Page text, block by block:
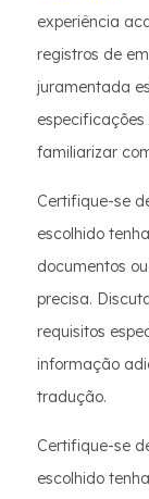
experiência
registros de
juramentada
familiarizar
Certifique-se
escolhido
documentos
precisa.
requisitos
informação
tradução.
Certifique-se
escolhido